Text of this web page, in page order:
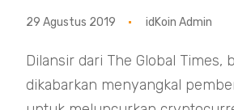
29 Agustus 2019 idKoin Admin
Dilansir dari The Global Times,
dikabarkan menyangkal